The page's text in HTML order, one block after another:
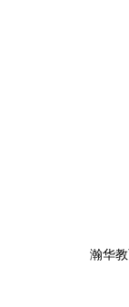
瀚华